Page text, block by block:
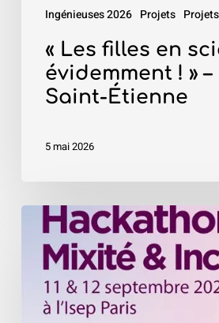
Ingénieuses 2026 Projets
Saint-
Étienne
« Les filles en
évidemment ! »
Saint-Étienne
5 mai 2026
Hackathon
Mixité